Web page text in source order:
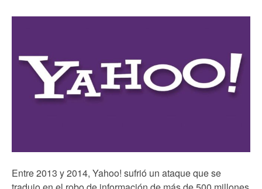
Entre 2013 y 2014, Yahoo! sufrió un ataque que se